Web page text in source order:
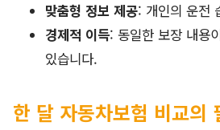
맞춤형 정보 제공: 개인의 운전
경제적 이득: 동일한 보장 내용
있습니다.
한 달 자동차보험 비교의